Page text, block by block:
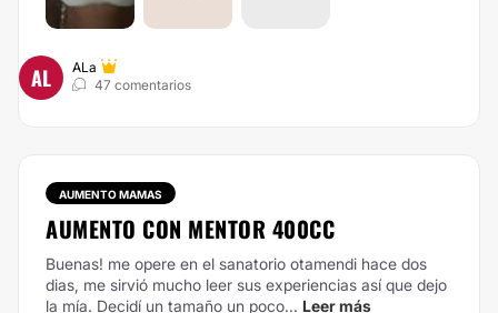
AL
ALa
47 comentarios
AUMENTO MAMAS
AUMENTO CON MENTOR 400CC
Buenas! me opere en el sanatorio otamendi hace dos
dias, me sirvió mucho leer sus experiencias así que dejo
la mía. Decidí un tamaño un poco... Leer más